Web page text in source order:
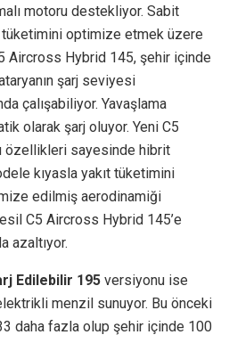
motoru destekliyor. Sabit
tüketimini optimize etmek üzere
Aircross Hybrid 145, şehir içinde
şarj seviyesi
çalışabiliyor. Yavaşlama
olarak şarj oluyor. Yeni C5
özellikleri sayesinde hibrit
kıyasla yakıt tüketimini
edilmiş aerodinamiği
C5 Aircross Hybrid 145’e
azaltıyor.
Edilebilir 195 versiyonu ise
menzil sunuyor. Bu önceki
daha fazla olup şehir içinde 100